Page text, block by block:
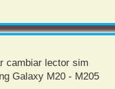
cambiar lector sim
Galaxy M20 - M205